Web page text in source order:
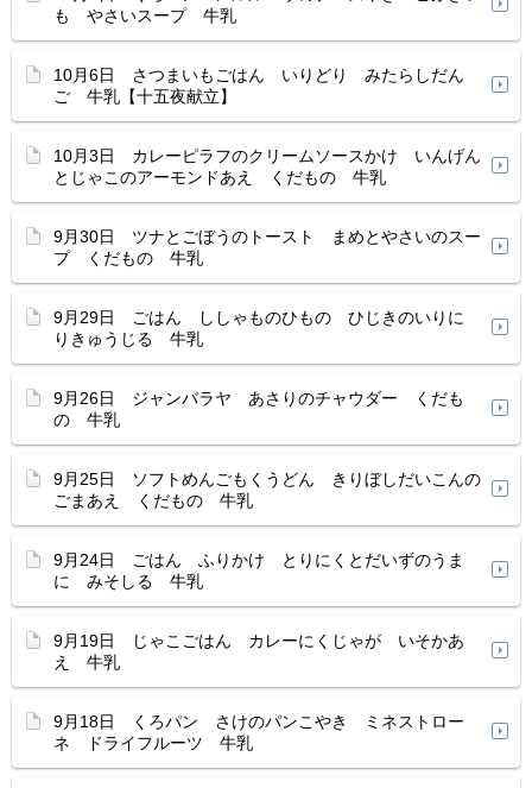
も やさいスープ 牛乳
10月6日 さつまいもごはん いりどり みたらしだん
ご 牛乳【十五夜献立】
10月3日 カレーピラフのクリームソースかけ いんげん
とじゃこのアーモンドあえ くだもの 牛乳
9月30日 ツナとごぼうのトースト まめとやさいのスー
プ くだもの 牛乳
9月29日 ごはん ししゃものひもの ひじきのいりに
りきゅうじる 牛乳
9月26日 ジャンバラヤ あさりのチャウダー くだも
の 牛乳
9月25日 ソフトめんごもくうどん きりぼしだいこんの
ごまあえ くだもの 牛乳
9月24日 ごはん ふりかけ とりにくとだいずのうま
に みそしる 牛乳
9月19日 じゃこごはん カレーにくじゃが いそかあ
え 牛乳
9月18日 くろパン さけのパンこやき ミネストロー
ネ ドライフルーツ 牛乳